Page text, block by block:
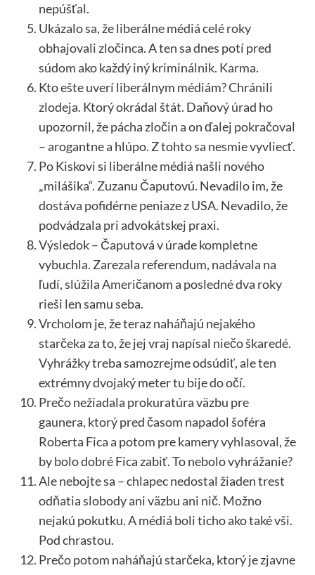
nepúšťal.
Ukázalo sa, že liberálne médiá celé roky
obhajovali zločinca. A ten sa dnes potí pred
súdom ako každý iný kriminálnik. Karma.
Kto ešte uverí liberálnym médiám? Chránili
zlodeja. Ktorý okrádal štát. Daňový úrad ho
upozornil, že pácha zločin a on ďalej pokračoval
– arogantne a hlúpo. Z tohto sa nesmie vyvliecť.
Po Kiskovi si liberálne médiá našli nového
„milášika“. Zuzanu Čaputovú. Nevadilo im, že
dostáva pofidérne peniaze z USA. Nevadilo, že
podvádzala pri advokátskej praxi.
Výsledok – Čaputová v úrade kompletne
vybuchla. Zarezala referendum, nadávala na
ľudí, slúžila Američanom a posledné dva roky
rieši len samu seba.
Vrcholom je, že teraz naháňajú nejakého
starčeka za to, že jej vraj napísal niečo škaredé.
Vyhrážky treba samozrejme odsúdiť, ale ten
extrémny dvojaký meter tu bije do očí.
Prečo nežiadala prokuratúra väzbu pre
gaunera, ktorý pred časom napadol šoféra
Roberta Fica a potom pre kamery vyhlasoval, že
by bolo dobré Fica zabiť. To nebolo vyhrážanie?
Ale nebojte sa – chlapec nedostal žiaden trest
odňatia slobody ani väzbu ani nič. Možno
nejakú pokutku. A médiá boli ticho ako také vši.
Pod chrastou.
Prečo potom naháňajú starčeka, ktorý je zjavne